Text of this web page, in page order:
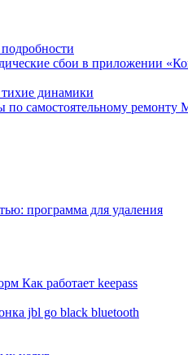
сбои в приложении
динамики
самостоятельному ремонту
программа для удаления
Как работает keepass
jbl go black bluetooth